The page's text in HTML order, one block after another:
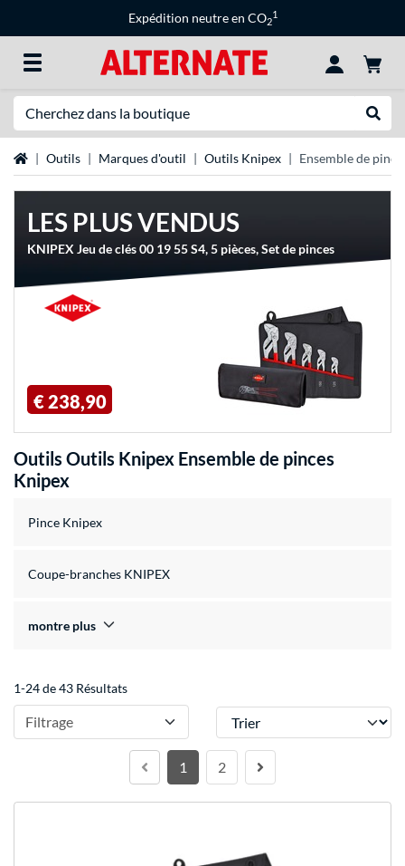
Expédition neutre en CO2
1
Page d'accueil
Outils Marques d'outil Outils Knipex Ensemble de
LES PLUS VENDUS
KNIPEX Jeu de clés 00 19 55 S4, 5 pièces, Set de pinces
€ 238,90
Outils Outils Knipex Ensemble de pinces
Knipex
Pince Knipex
Coupe-branches KNIPEX
montre plus
1-24 de 43 Résultats
Filtrage Trier
1 2